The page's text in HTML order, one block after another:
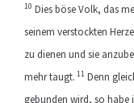
10 Dies böse Volk, das
seinem verstockten
zu dienen und sie
mehr taugt. 11 Denn
gebunden wird, so habe